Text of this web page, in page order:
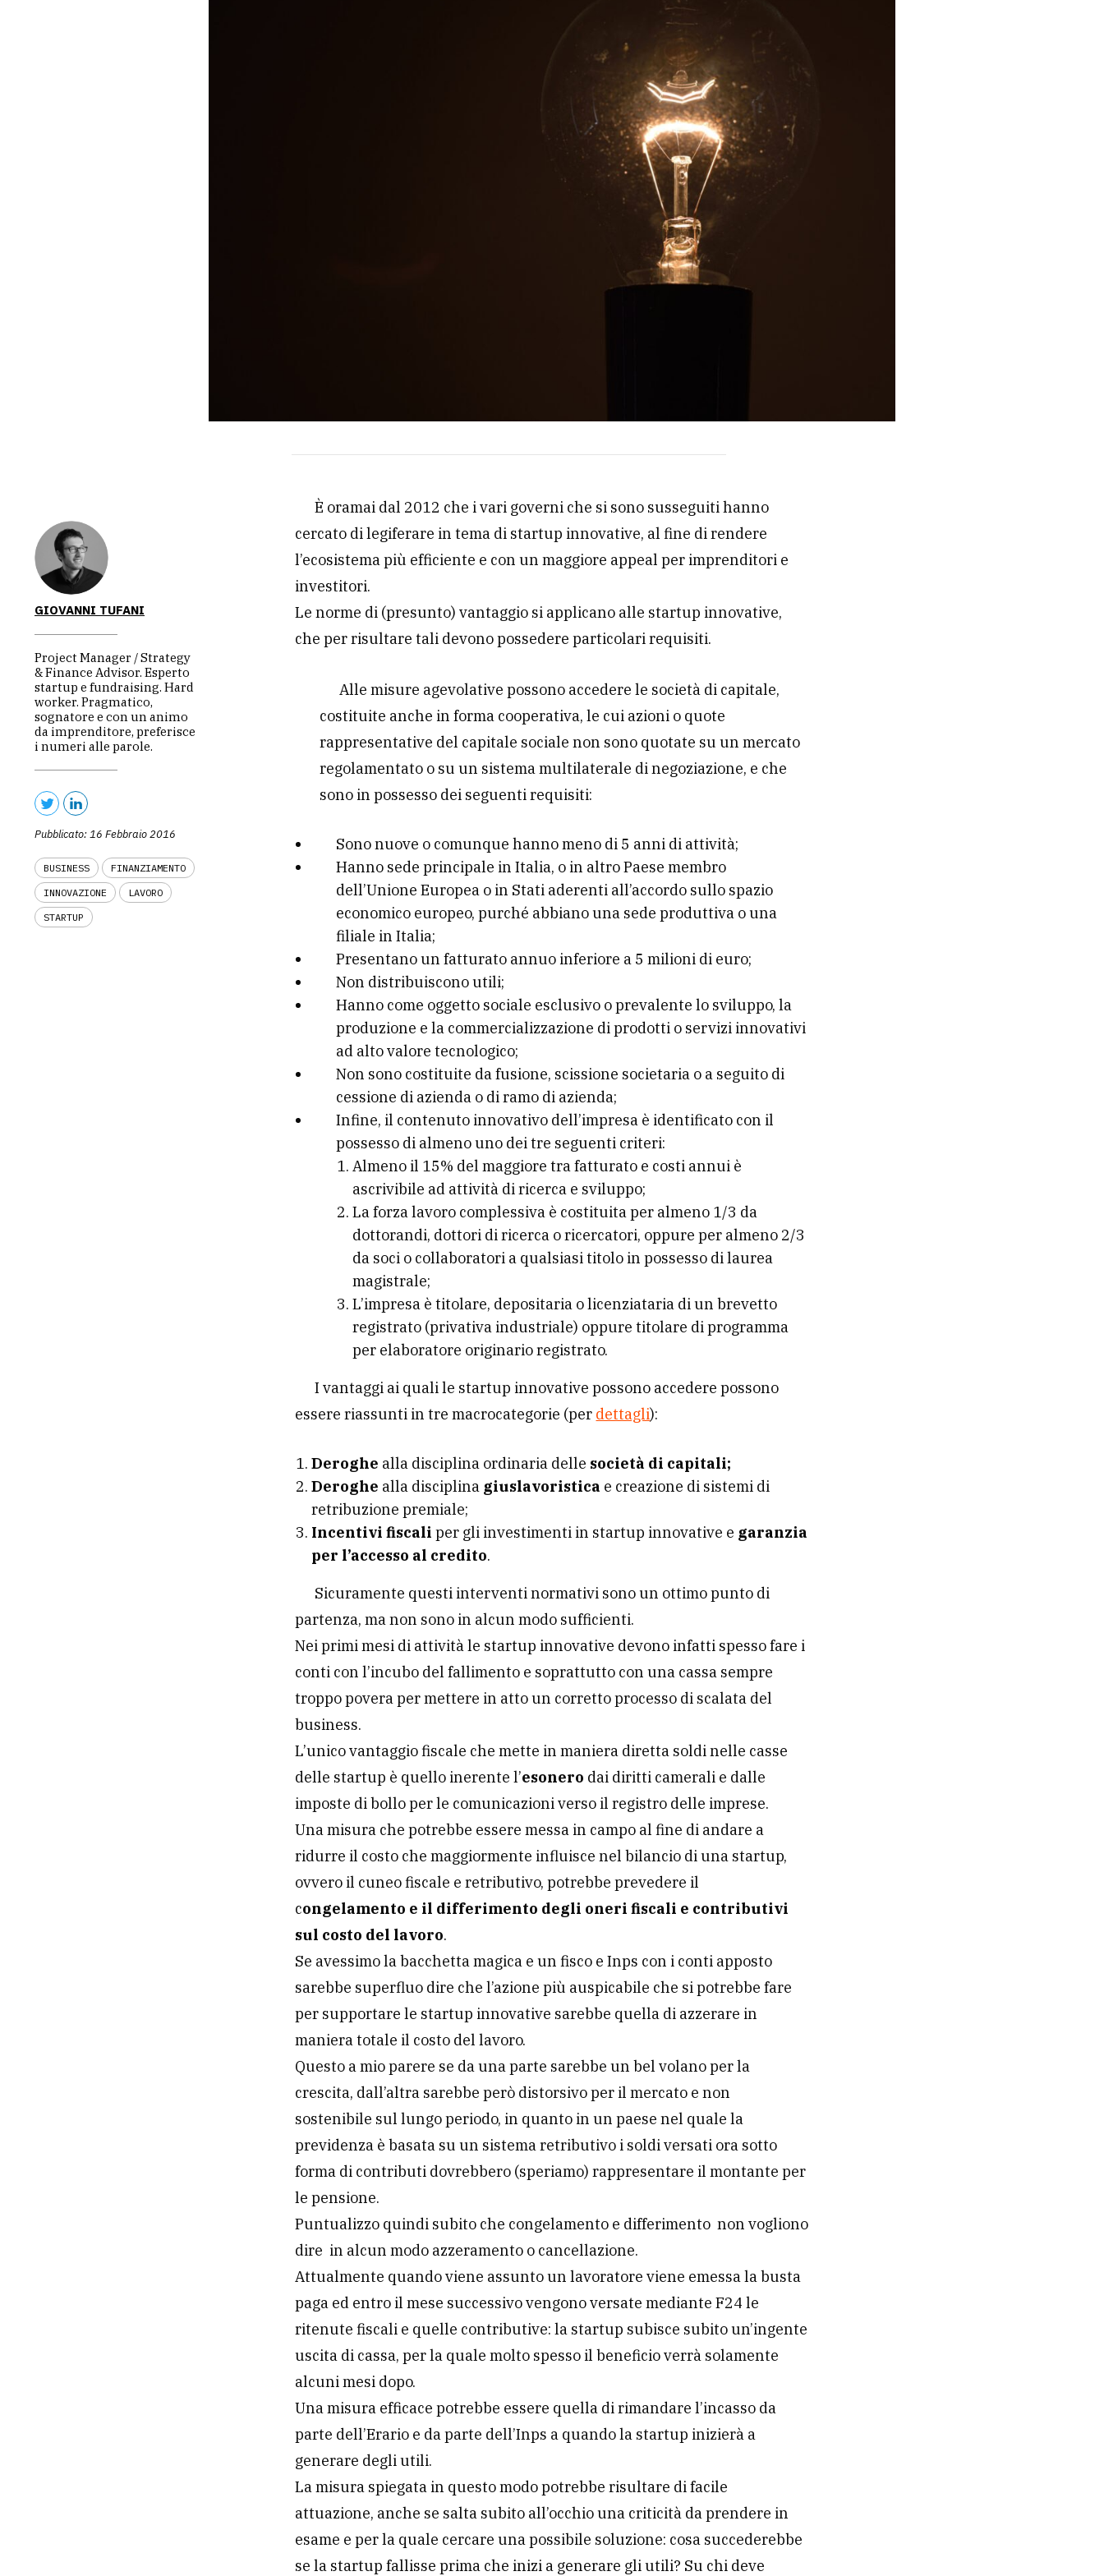
GIOVANNI TUFANI
Project Manager / Strategy
& Finance Advisor. Esperto
startup e fundraising. Hard
worker. Pragmatico,
sognatore e con un animo
da imprenditore, preferisce
i numeri alle parole.
Pubblicato: 16 Febbraio 2016
BUSINESS
FINANZIAMENTO
INNOVAZIONE
LAVORO
STARTUP
È oramai dal 2012 che i vari governi che si sono susseguiti hanno
cercato di legiferare in tema di startup innovative, al fine di rendere
l’ecosistema più efficiente e con un maggiore appeal per imprenditori e
investitori.
Le norme di (presunto) vantaggio si applicano alle startup innovative,
che per risultare tali devono possedere particolari requisiti.
Alle misure agevolative possono accedere le società di capitale,
costituite anche in forma cooperativa, le cui azioni o quote
rappresentative del capitale sociale non sono quotate su un mercato
regolamentato o su un sistema multilaterale di negoziazione, e che
sono in possesso dei seguenti requisiti:
Sono nuove o comunque hanno meno di 5 anni di attività;
Hanno sede principale in Italia, o in altro Paese membro
dell’Unione Europea o in Stati aderenti all’accordo sullo spazio
economico europeo, purché abbiano una sede produttiva o una
filiale in Italia;
Presentano un fatturato annuo inferiore a 5 milioni di euro;
Non distribuiscono utili;
Hanno come oggetto sociale esclusivo o prevalente lo sviluppo, la
produzione e la commercializzazione di prodotti o servizi innovativi
ad alto valore tecnologico;
Non sono costituite da fusione, scissione societaria o a seguito di
cessione di azienda o di ramo di azienda;
Infine, il contenuto innovativo dell’impresa è identificato con il
possesso di almeno uno dei tre seguenti criteri:
Almeno il 15% del maggiore tra fatturato e costi annui è
ascrivibile ad attività di ricerca e sviluppo;
La forza lavoro complessiva è costituita per almeno 1/3 da
dottorandi, dottori di ricerca o ricercatori, oppure per almeno 2/3
da soci o collaboratori a qualsiasi titolo in possesso di laurea
magistrale;
L’impresa è titolare, depositaria o licenziataria di un brevetto
registrato (privativa industriale) oppure titolare di programma
per elaboratore originario registrato.
I vantaggi ai quali le startup innovative possono accedere possono
essere riassunti in tre macrocategorie (per dettagli):
Deroghe alla disciplina ordinaria delle società di capitali;
Deroghe alla disciplina giuslavoristica e creazione di sistemi di
retribuzione premiale;
Incentivi fiscali per gli investimenti in startup innovative e garanzia
per l’accesso al credito.
Sicuramente questi interventi normativi sono un ottimo punto di
partenza, ma non sono in alcun modo sufficienti.
Nei primi mesi di attività le startup innovative devono infatti spesso fare i
conti con l’incubo del fallimento e soprattutto con una cassa sempre
troppo povera per mettere in atto un corretto processo di scalata del
business.
L’unico vantaggio fiscale che mette in maniera diretta soldi nelle casse
delle startup è quello inerente l’esonero dai diritti camerali e dalle
imposte di bollo per le comunicazioni verso il registro delle imprese.
Una misura che potrebbe essere messa in campo al fine di andare a
ridurre il costo che maggiormente influisce nel bilancio di una startup,
ovvero il cuneo fiscale e retributivo, potrebbe prevedere il
congelamento e il differimento degli oneri fiscali e contributivi
sul costo del lavoro.
Se avessimo la bacchetta magica e un fisco e Inps con i conti apposto
sarebbe superfluo dire che l’azione più auspicabile che si potrebbe fare
per supportare le startup innovative sarebbe quella di azzerare in
maniera totale il costo del lavoro.
Questo a mio parere se da una parte sarebbe un bel volano per la
crescita, dall’altra sarebbe però distorsivo per il mercato e non
sostenibile sul lungo periodo, in quanto in un paese nel quale la
previdenza è basata su un sistema retributivo i soldi versati ora sotto
forma di contributi dovrebbero (speriamo) rappresentare il montante per
le pensione.
Puntualizzo quindi subito che congelamento e differimento non vogliono
dire in alcun modo azzeramento o cancellazione.
Attualmente quando viene assunto un lavoratore viene emessa la busta
paga ed entro il mese successivo vengono versate mediante F24 le
ritenute fiscali e quelle contributive: la startup subisce subito un’ingente
uscita di cassa, per la quale molto spesso il beneficio verrà solamente
alcuni mesi dopo.
Una misura efficace potrebbe essere quella di rimandare l’incasso da
parte dell’Erario e da parte dell’Inps a quando la startup inizierà a
generare degli utili.
La misura spiegata in questo modo potrebbe risultare di facile
attuazione, anche se salta subito all’occhio una criticità da prendere in
esame e per la quale cercare una possibile soluzione: cosa succederebbe
se la startup fallisse prima che inizi a generare gli utili? Su chi deve